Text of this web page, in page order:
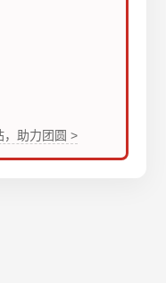
，助力团圆 >